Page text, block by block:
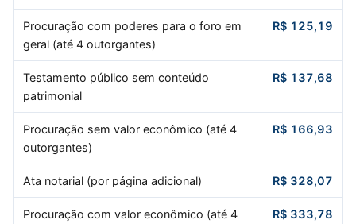
Procuração com poderes para o foro em
geral (até 4 outorgantes)
R$ 125,19
Testamento público sem conteúdo
patrimonial
R$ 137,68
Procuração sem valor econômico (até 4
outorgantes)
R$ 166,93
Ata notarial (por página adicional) R$ 328,07
Procuração com valor econômico (até 4
R$ 333,78